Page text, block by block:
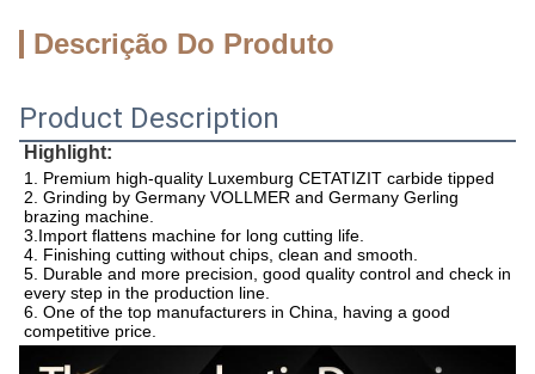
Descrição Do Produto
Product Description
Highlight:
1. Premium high-quality Luxemburg CETATIZIT carbide tipped
2. Grinding by Germany VOLLMER and Germany Gerling
brazing machine.
3.Import flattens machine for long cutting life.
4. Finishing cutting without chips, clean and smooth.
5. Durable and more precision, good quality control and check in
every step in the production line.
6. One of the top manufacturers in China, having a good
competitive price.